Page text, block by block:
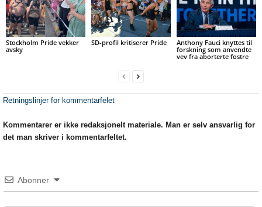
Stockholm Pride vekker
avsky
SD-profil kritiserer Pride
Anthony Fauci knyttes til
forskning som anvendte
vev fra aborterte fostre
Retningslinjer for kommentarfelet
Kommentarer er ikke redaksjonelt materiale. Man er selv ansvarlig for
det man skriver i kommentarfeltet.
Abonner